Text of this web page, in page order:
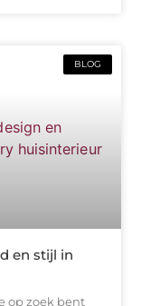
BLOG
en stijl in
op zoek bent